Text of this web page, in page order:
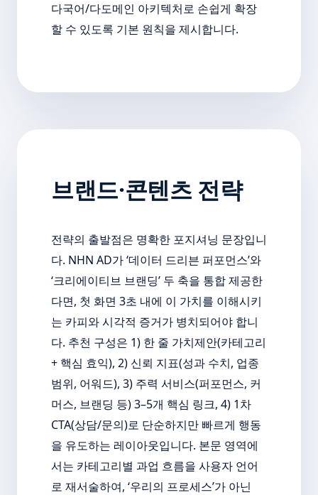
다국어/다도메인 아키텍처로 손쉽게 확장
할 수 있도록 기본 원칙을 제시합니다.
브랜드·콘텐츠 전략
전략의 출발점은 명확한 포지셔닝 문장입니
다. NHN AD가 ‘데이터 드리븐 퍼포먼스’와
‘크리에이티브 브랜딩’ 두 축을 통합 제공한
다면, 첫 화면 3초 내에 이 가치를 이해시키
는 카피와 시각적 증거가 병치되어야 합니
다. 추천 구성은 1) 한 줄 가치제안(카테고리
+ 핵심 효익), 2) 신뢰 지표(성과 수치, 업종
범위, 어워드), 3) 주력 서비스(퍼포먼스, 커
머스, 브랜딩 등) 3–5개 핵심 링크, 4) 1차
CTA(상담/문의)로 단순하지만 빠르게 행동
을 유도하는 레이아웃입니다. 본문 영역에
서는 카테고리별 과업 흐름을 사용자 언어
로 재서술하여, ‘우리의 프로세스’가 아닌